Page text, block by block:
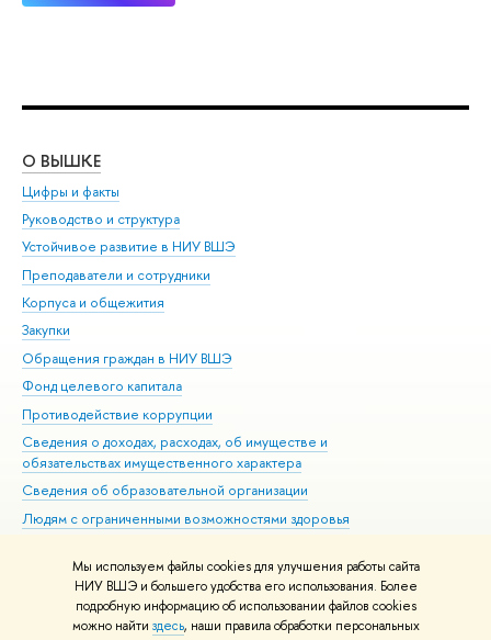
Мы используем файлы cookies для улучшения работы сайта
НИУ ВШЭ и большего удобства его использования. Более
подробную информацию об использовании файлов cookies
можно найти здесь, наши правила обработки персональных
О ВЫШКЕ
Цифры и факты
Руководство и структура
Устойчивое развитие в НИУ ВШЭ
Преподаватели и сотрудники
Корпуса и общежития
Закупки
Обращения граждан в НИУ ВШЭ
Фонд целевого капитала
Противодействие коррупции
Сведения о доходах, расходах, об имуществе и
обязательствах имущественного характера
Сведения об образовательной организации
Людям с ограниченными возможностями здоровья
Работа в Вышке